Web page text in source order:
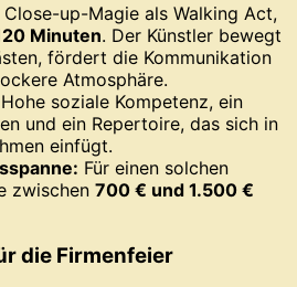
up-Magie als Walking Act,
Minuten. Der Künstler bewegt
fördert die Kommunikation
Atmosphäre.
Hohe soziale Kompetenz, ein
und ein Repertoire, das sich in
einfügt.
Für einen solchen
zwischen 700 € und 1.500 €
die Firmenfeier